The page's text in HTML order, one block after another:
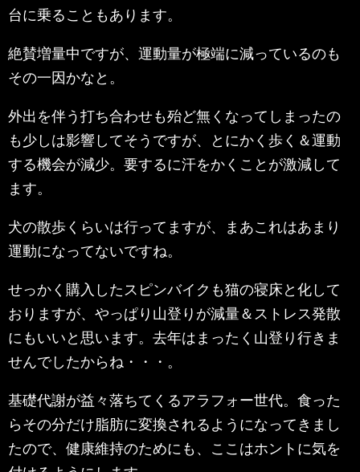
台に乗ることもあります。
絶賛増量中ですが、運動量が極端に減っているのも
その一因かなと。
外出を伴う打ち合わせも殆ど無くなってしまったの
も少しは影響してそうですが、とにかく歩く＆運動
する機会が減少。要するに汗をかくことが激減して
ます。
犬の散歩くらいは行ってますが、まあこれはあまり
運動になってないですね。
せっかく購入したスピンバイクも猫の寝床と化して
おりますが、やっぱり山登りが減量＆ストレス発散
にもいいと思います。去年はまったく山登り行きま
せんでしたからね・・・。
基礎代謝が益々落ちてくるアラフォー世代。食った
らその分だけ脂肪に変換されるようになってきまし
たので、健康維持のためにも、ここはホントに気を